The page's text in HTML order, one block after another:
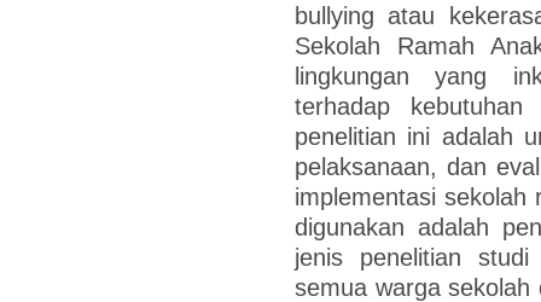
bullying atau
Sekolah Ramah
lingkungan yang
terhadap
penelitian ini adalah
pelaksanaan, dan
implementasi sekolah
digunakan adalah
jenis penelitian
semua warga